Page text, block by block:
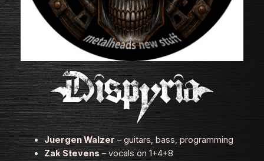
Juergen Walzer– guitars, bass, programming
Zak Stevens– vocals on 1+4+8